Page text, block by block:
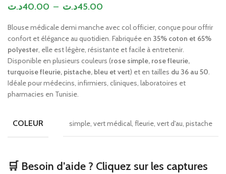
40.00د.ت – 45.00د.ت
Blouse médicale demi manche avec col officier, conçue pour offrir
confort et élégance au quotidien. Fabriquée en 35% coton et 65%
polyester, elle est légère, résistante et facile à entretenir.
Disponible en plusieurs couleurs (rose simple, rose fleurie,
turquoise fleurie, pistache, bleu et vert) et en tailles du 36 au 50.
Idéale pour médecins, infirmiers, cliniques, laboratoires et
pharmacies en Tunisie.
COLEUR simple, vert médical, fleurie, vert d'au, pistache
🛒 Besoin d’aide ? Cliquez sur les captures